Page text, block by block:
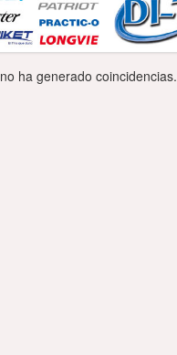
no ha generado coincidencias.